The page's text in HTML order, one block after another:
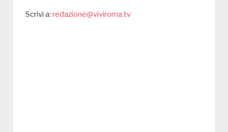
Scrivi a: redazione@viviroma.tv